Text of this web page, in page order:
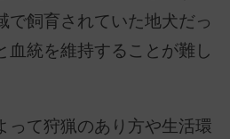
で飼育されていた地犬だっ
血統を維持することが難し
って狩猟のあり方や生活環